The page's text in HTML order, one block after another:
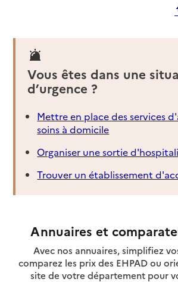
Vous êtes dans une
d’urgence ?
Mettre en place des services
soins à domicile
Organiser une sortie
Trouver un établissement
Annuaires et
Avec nos annuaires, simplifiez
comparez les prix des EHPAD ou
site de votre département pour